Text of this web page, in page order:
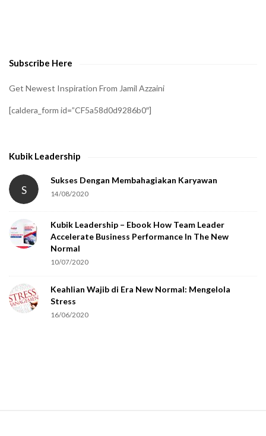
Subscribe Here
Get Newest Inspiration From Jamil Azzaini
[caldera_form id=”CF5a58d0d9286b0″]
Kubik Leadership
S
Sukses Dengan Membahagiakan Karyawan
14/08/2020
Kubik Leadership – Ebook How Team Leader
Accelerate Business Performance In The New
Normal
10/07/2020
Keahlian Wajib di Era New Normal: Mengelola
Stress
16/06/2020